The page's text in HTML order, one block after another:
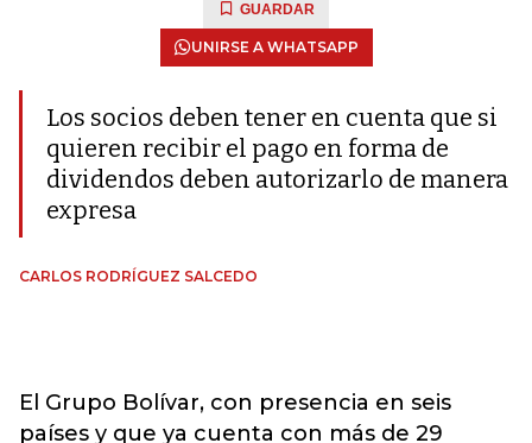
GUARDAR
UNIRSE A WHATSAPP
Los socios deben tener en cuenta que si
quieren recibir el pago en forma de
dividendos deben autorizarlo de manera
expresa
CARLOS RODRÍGUEZ SALCEDO
El Grupo Bolívar, con presencia en seis
países y que ya cuenta con más de 29